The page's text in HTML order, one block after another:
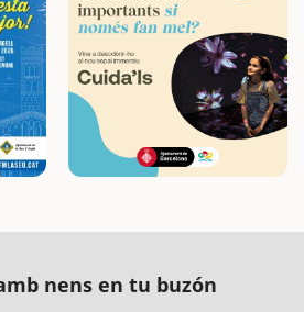
nens en tu buzón